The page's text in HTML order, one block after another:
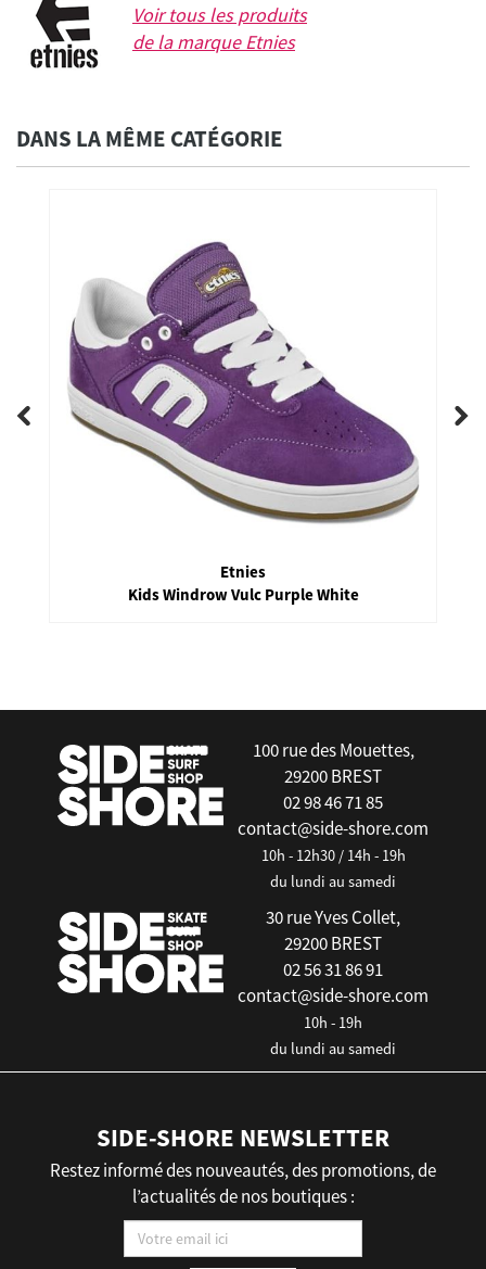
Voir tous les produits
de la marqueEtnies
DANS LA MÊME CATÉGORIE
Etnies
Kids Windrow Vulc Purple White
100 rue des Mouettes,
29200 BREST
02 98 46 71 85
contact@side-shore.com
10h - 12h30 / 14h - 19h
du lundi au samedi
30 rue Yves Collet,
29200 BREST
02 56 31 86 91
contact@side-shore.com
10h - 19h
du lundi au samedi
SIDE-SHORE NEWSLETTER
Restez informé des nouveautés, des promotions, de
l’actualités de nos boutiques :